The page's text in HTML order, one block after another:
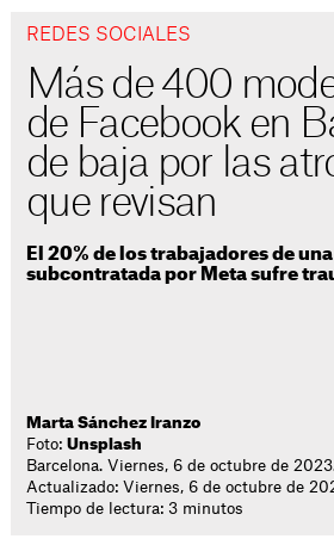
REDES SOCIALES
Más de 400
de Facebook en
de baja por las
que revisan
El 20% de los trabajadores de
subcontratada por Meta sufre
Marta Sánchez Iranzo
Foto:Unsplash
Barcelona. Viernes, 6 de octubre de
Actualizado: Viernes, 6 de octubre de
Tiempo de lectura: 3 minutos